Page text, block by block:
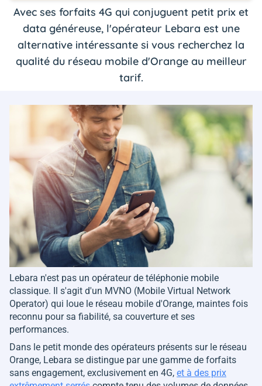
Avec ses forfaits 4G qui conjuguent petit prix et
data généreuse, l'opérateur Lebara est une
alternative intéressante si vous recherchez la
qualité du réseau mobile d'Orange au meilleur
tarif.
Lebara n'est pas un opérateur de téléphonie mobile
classique. Il s'agit d'un MVNO (Mobile Virtual Network
Operator) qui loue le réseau mobile d'Orange, maintes fois
reconnu pour sa fiabilité, sa couverture et ses
performances.
Dans le petit monde des opérateurs présents sur le réseau
Orange, Lebara se distingue par une gamme de forfaits
sans engagement, exclusivement en 4G, et à des prix